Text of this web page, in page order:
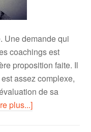
Une demande qui
coachings est
proposition faite. Il
assez complexe,
de sa
plus...]